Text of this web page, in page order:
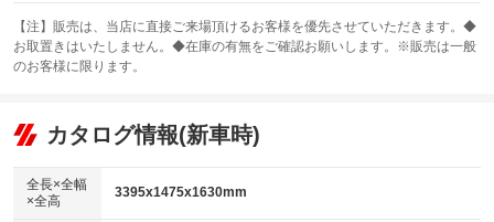
：装備なし
サンルーフ
：装備なし ABS
リフトアップ
：装備なし
：装備なし
パワーウィンドウ
カーナビ
：装備なし
TV
：装備なし
ビジュアル
：装備なし
：装備なし
革シート
【注】販売は、当店に直接ご来場頂けるお客様を優先させていただきます。◆
お取置きはいたしません。◆在庫の有無をご確認お願いします。※販売は一般
のお客様に限ります。
カタログ情報(新車時)
全長×全幅
×全高
3395x1475x1630mm